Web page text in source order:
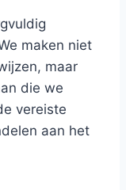
maken niet
maar
die we
vereiste
aan het